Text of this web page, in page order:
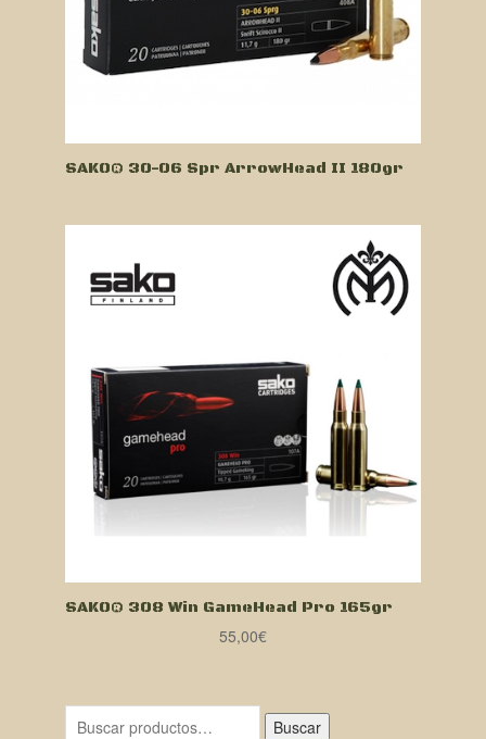
SAKO® 30-06 Spr ArrowHead II 180gr
SAKO® 308 Win GameHead Pro 165gr
55,00€
Buscar